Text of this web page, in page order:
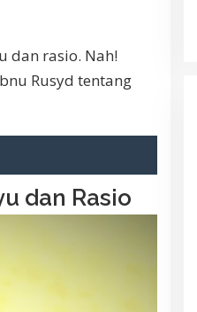
dan rasio. Nah!
Rusyd tentang
dan Rasio